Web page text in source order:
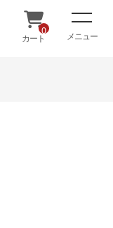
0
カート メニュー